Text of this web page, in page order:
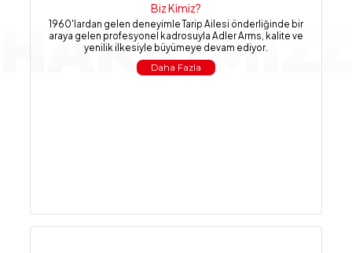
Biz Kimiz?
1960'lardan gelen deneyimle Tarip Ailesi önderliğinde bir
araya gelen profesyonel kadrosuyla Adler Arms, kalite ve
yenilik ilkesiyle büyümeye devam ediyor.
Daha Fazla